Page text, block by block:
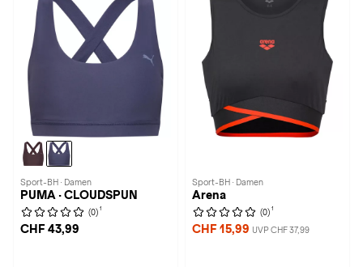
Sport-BH · Damen
PUMA · CLOUDSPUN
(0) 1
CHF 43,99
Sport-BH · Damen
Arena
(0) 1
CHF 15,99 UVP CHF 37,99